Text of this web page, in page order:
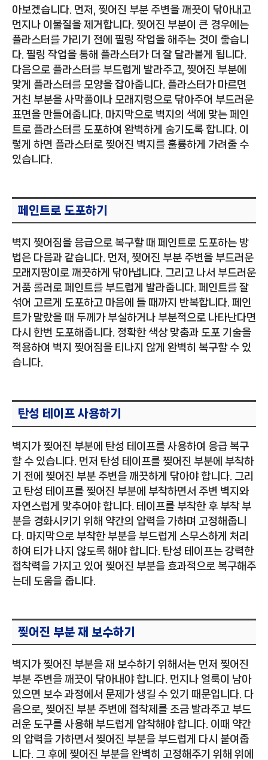
아보겠습니다. 먼저, 찢어진 부분 주변을 깨끗이 닦아내고
먼지나 이물질을 제거합니다. 찢어진 부분이 큰 경우에는
플라스터를 가리기 전에 필링 작업을 해주는 것이 좋습니
다. 필링 작업을 통해 플라스터가 더 잘 달라붙게 됩니다.
다음으로 플라스터를 부드럽게 발라주고, 찢어진 부분에
맞게 플라스터를 모양을 잡아줍니다. 플라스터가 마르면
거친 부분을 사막풀이나 모래지령으로 닦아주어 부드러운
표면을 만들어줍니다. 마지막으로 벽지의 색에 맞는 페인
트로 플라스터를 도포하여 완벽하게 숨기도록 합니다. 이
렇게 하면 플라스터로 찢어진 벽지를 훌륭하게 가려줄 수
있습니다.
페인트로 도포하기
벽지 찢어짐을 응급으로 복구할 때 페인트로 도포하는 방
법은 다음과 같습니다. 먼저, 찢어진 부분 주변을 부드러운
모래지팡이로 깨끗하게 닦아냅니다. 그리고 나서 부드러운
거품 롤러로 페인트를 부드럽게 발라줍니다. 페인트를 잘
섞어 고르게 도포하고 마음에 들 때까지 반복합니다. 페인
트가 말랐을 때 두께가 부실하거나 부분적으로 나타난다면
다시 한번 도포해줍니다. 정확한 색상 맞춤과 도포 기술을
적용하여 벽지 찢어짐을 티나지 않게 완벽히 복구할 수 있
습니다.
탄성 테이프 사용하기
벽지가 찢어진 부분에 탄성 테이프를 사용하여 응급 복구
할 수 있습니다. 먼저 탄성 테이프를 찢어진 부분에 부착하
기 전에 찢어진 부분 주변을 깨끗하게 닦아야 합니다. 그리
고 탄성 테이프를 찢어진 부분에 부착하면서 주변 벽지와
자연스럽게 맞추어야 합니다. 테이프를 부착한 후 부착 부
분을 경화시키기 위해 약간의 압력을 가하며 고정해줍니
다. 마지막으로 부착한 부분을 부드럽게 스무스하게 처리
하여 티가 나지 않도록 해야 합니다. 탄성 테이프는 강력한
접착력을 가지고 있어 찢어진 부분을 효과적으로 복구해주
는데 도움을 줍니다.
찢어진 부분 재 보수하기
벽지가 찢어진 부분을 재 보수하기 위해서는 먼저 찢어진
부분 주변을 깨끗이 닦아내야 합니다. 먼지나 얼룩이 남아
있으면 보수 과정에서 문제가 생길 수 있기 때문입니다. 다
음으로, 찢어진 부분 주변에 접착제를 조금 발라주고 부드
러운 도구를 사용해 부드럽게 압착해야 합니다. 이때 약간
의 압력을 가하면서 찢어진 부분을 부드럽게 다시 붙여줍
니다. 그 후에 찢어진 부분을 완벽히 고정해주기 위해 위에